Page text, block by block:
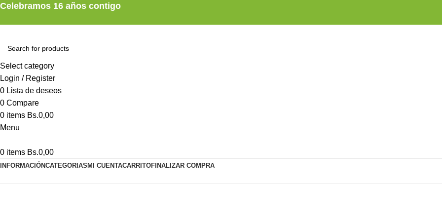
Celebramos 16 años contigo
Select category
Login / Register
0 Lista de deseos
0 Compare
0 items Bs.0,00
Menu
0 items Bs.0,00
INFORMACIÓNCATEGORIAS MI CUENTACARRITOFINALIZAR COMPRA